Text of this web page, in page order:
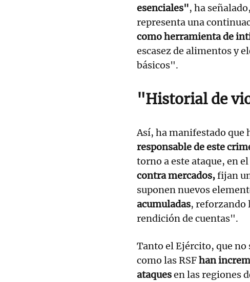
esenciales", ha
representa una
como herramienta de
escasez de alimentos y
básicos".
"Historial de
Así, ha manifestado que
responsable de este
torno a este ataque, en
contra mercados,fijan
suponen nuevos
acumuladas, reforzando
rendición de cuentas".
Tanto el Ejército, que no
como las RSFhan
ataquesen las regiones